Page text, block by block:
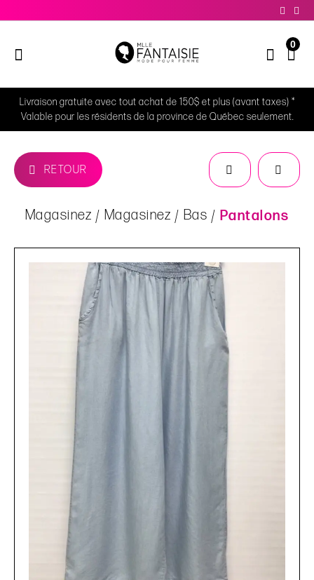
0
Livraison gratuite avec tout achat de 150$ et plus (avant taxes) *
Valable pour les résidents de la province de Québec seulement.
RETOUR
Magasinez Magasinez Bas Pantalons